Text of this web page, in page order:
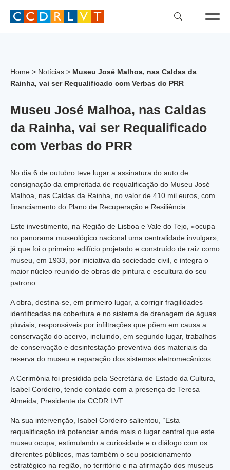
Home > Notícias > Museu José Malhoa, nas Caldas da
Rainha, vai ser Requalificado com Verbas do PRR
Museu José Malhoa, nas Caldas
da Rainha, vai ser Requalificado
com Verbas do PRR
No dia 6 de outubro teve lugar a assinatura do auto de
consignação da empreitada de requalificação do Museu José
Malhoa, nas Caldas da Rainha, no valor de 410 mil euros, com
financiamento do Plano de Recuperação e Resiliência.
Este investimento, na Região de Lisboa e Vale do Tejo, «ocupa
no panorama museológico nacional uma centralidade invulgar»,
já que foi o primeiro edifício projetado e construído de raiz como
museu, em 1933, por iniciativa da sociedade civil, e integra o
maior núcleo reunido de obras de pintura e escultura do seu
patrono.
A obra, destina-se, em primeiro lugar, a corrigir fragilidades
identificadas na cobertura e no sistema de drenagem de águas
pluviais, responsáveis por infiltrações que põem em causa a
conservação do acervo, incluindo, em segundo lugar, trabalhos
de conservação e desinfestação preventiva dos materiais da
reserva do museu e reparação dos sistemas eletromecânicos.
A Cerimónia foi presidida pela Secretária de Estado da Cultura,
Isabel Cordeiro, tendo contado com a presença de Teresa
Almeida, Presidente da CCDR LVT.
Na sua intervenção, Isabel Cordeiro salientou, “Esta
requalificação irá potenciar ainda mais o lugar central que este
museu ocupa, estimulando a curiosidade e o diálogo com os
diferentes públicos, mas também o seu posicionamento
estratégico na região, no território e na afirmação dos museus